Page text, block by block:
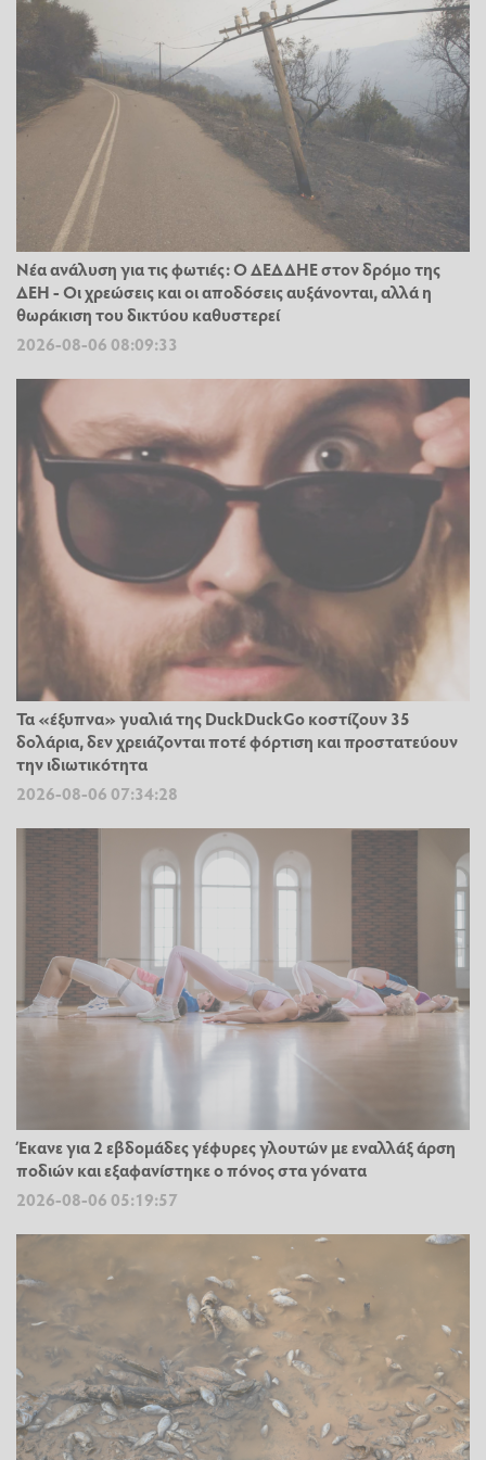
Νέα ανάλυση για τις φωτιές: Ο ΔΕΔΔΗΕ στον δρόμο της
ΔΕΗ - Οι χρεώσεις και οι αποδόσεις αυξάνονται, αλλά η
θωράκιση του δικτύου καθυστερεί
2026-08-06 08:09:33
Τα «έξυπνα» γυαλιά της DuckDuckGo κοστίζουν 35
δολάρια, δεν χρειάζονται ποτέ φόρτιση και προστατεύουν
την ιδιωτικότητα
2026-08-06 07:34:28
Έκανε για 2 εβδομάδες γέφυρες γλουτών με εναλλάξ άρση
ποδιών και εξαφανίστηκε ο πόνος στα γόνατα
2026-08-06 05:19:57